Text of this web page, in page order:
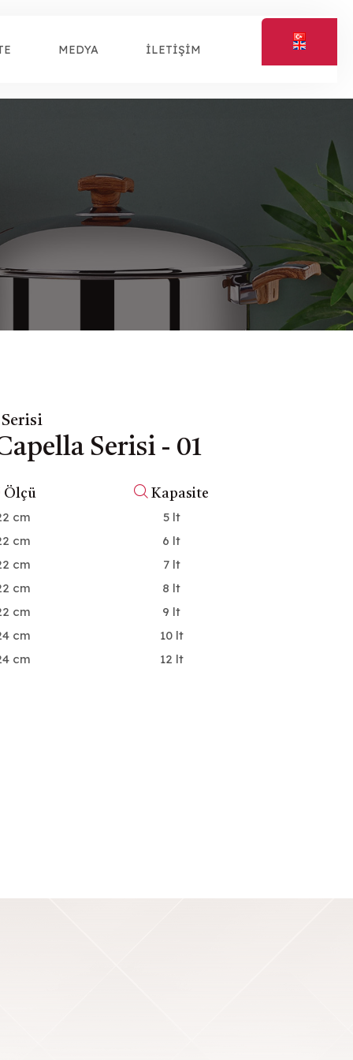
MEDYA İLETİŞİM
Serisi - 01
Ölçü
cm
cm
cm
cm
cm
cm
cm
Kapasite
5 lt
6 lt
7 lt
8 lt
9 lt
10 lt
12 lt